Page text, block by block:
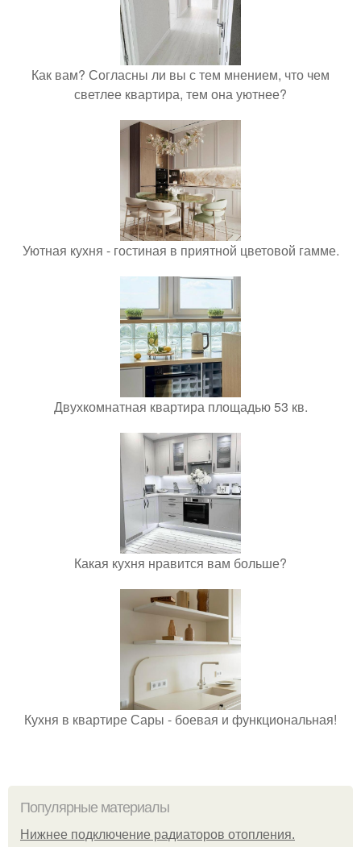
Как вам? Согласны ли вы с тем мнением, что чем
светлее квартира, тем она уютнее?
Уютная кухня - гостиная в приятной цветовой гамме.
Двухкомнатная квартира площадью 53 кв.
Какая кухня нравится вам больше?
Кухня в квартире Сары - боевая и функциональная!
Популярные материалы
Нижнее подключение радиаторов отопления.